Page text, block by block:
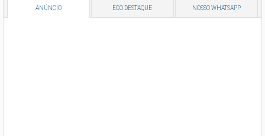
ANÚNCIO ECO DESTAQUE NOSSO WHATSAPP